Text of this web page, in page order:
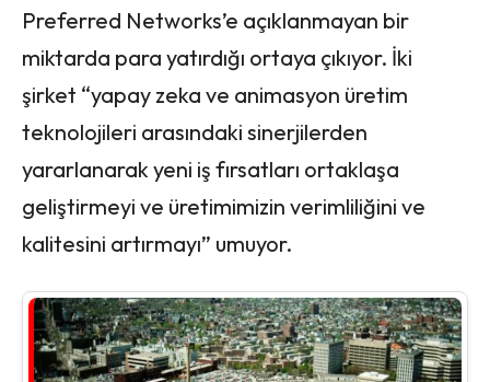
Preferred Networks’e açıklanmayan bir
miktarda para yatırdığı ortaya çıkıyor. İki
şirket “yapay zeka ve animasyon üretim
teknolojileri arasındaki sinerjilerden
yararlanarak yeni iş fırsatları ortaklaşa
geliştirmeyi ve üretimimizin verimliliğini ve
kalitesini artırmayı” umuyor.